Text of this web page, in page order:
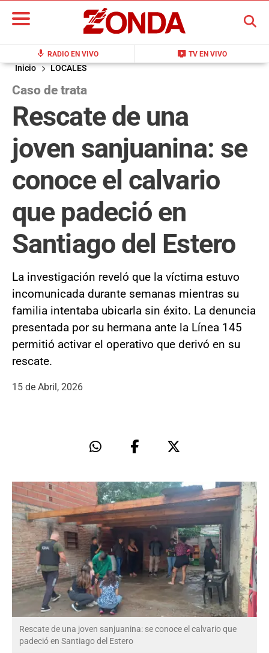
mic RADIO EN VIVO live_tv TV EN VIVO
BUSCAR
Inicio LOCALES
Caso de trata
Rescate de una
joven sanjuanina: se
conoce el calvario
que padeció en
Santiago del Estero
La investigación reveló que la víctima estuvo
incomunicada durante semanas mientras su
familia intentaba ubicarla sin éxito. La denuncia
presentada por su hermana ante la Línea 145
permitió activar el operativo que derivó en su
rescate.
15 de Abril, 2026
Rescate de una joven sanjuanina: se conoce el calvario que
padeció en Santiago del Estero